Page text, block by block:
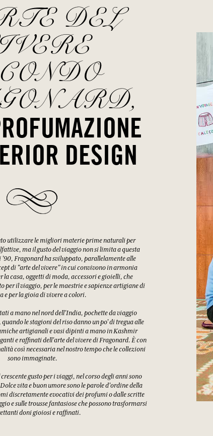
DEL
DESIGN
utilizzare le migliori materie prime naturali per
ma il gusto del viaggio non si limita a questa
Fragonard ha sviluppato, parallelamente alle
di "arte del vivere" in cui convivono in armonia
casa, oggetti di moda, accessori e gioielli, che
per il viaggio, per le maestrie e sapienze artigiane di
e per la gioia di vivere a colori.
a mano nel nord dell'India, pochette da viaggio
le stagioni del riso danno un po' di tregua alle
artigianali e vasi dipinti a mano in Kashmir
e raffinati dell'arte del vivere di Fragonard. È con
così necessaria nel nostro tempo che le collezioni
sono immaginate.
gusto per i viaggi, nel corso degli anni sono
vita e buon umore sono le parole d'ordine della
discretamente evocativi dei profumi o dalle scritte
e sulle trousse fantasiose che possono trasformarsi
doni gioiosi e raffinati.